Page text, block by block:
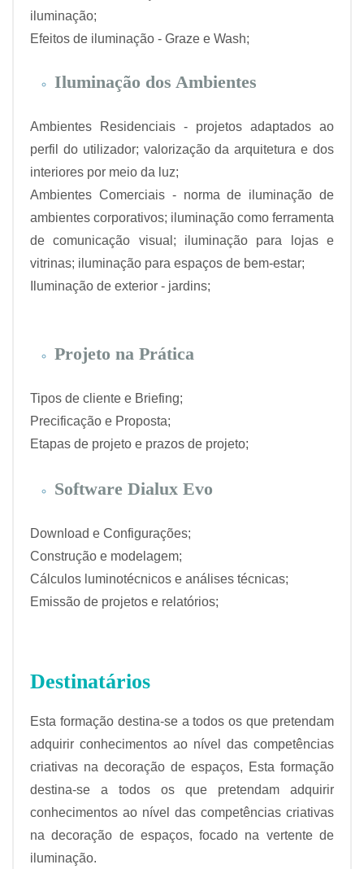
iluminação;
Efeitos de iluminação - Graze e Wash;
Iluminação dos Ambientes
Ambientes Residenciais - projetos adaptados ao
perfil do utilizador; valorização da arquitetura e dos
interiores por meio da luz;
Ambientes Comerciais - norma de iluminação de
ambientes corporativos; iluminação como ferramenta
de comunicação visual; iluminação para lojas e
vitrinas; iluminação para espaços de bem-estar;
Iluminação de exterior - jardins;
Projeto na Prática
Tipos de cliente e Briefing;
Precificação e Proposta;
Etapas de projeto e prazos de projeto;
Software Dialux Evo
Download e Configurações;
Construção e modelagem;
Cálculos luminotécnicos e análises técnicas;
Emissão de projetos e relatórios;
Destinatários
Esta formação destina-se a todos os que pretendam
adquirir conhecimentos ao nível das competências
criativas na decoração de espaços, Esta formação
destina-se a todos os que pretendam adquirir
conhecimentos ao nível das competências criativas
na decoração de espaços, focado na vertente de
iluminação.